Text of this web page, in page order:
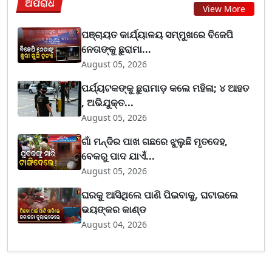
ଅପରାଧ View More
ପଞ୍ଚାୟତ କାର୍ଯ୍ୟାଳୟ ସମ୍ମୁଖରେ ବିଜେପି
ନେତାଙ୍କୁ ଛୁରାମା...
August 05, 2026
ପର୍ଯ୍ୟଟକଙ୍କୁ ଛୁରାମାଡ଼ କଲେ ମହିଳା; ୪ ଆହତ
, ଅଭିଯୁକ୍ତ...
August 05, 2026
ଗାଁ ମନ୍ଦିର ପାଖ ଗଛରେ ଝୁଲୁଛି ମୃତଦେହ,
ବେକରୁ ପାଦ ଯାଏଁ...
August 05, 2026
ଘରକୁ ଆସିଥିଲେ ପାଣି ପିଇବାକୁ, ଘଟାଇଲେ
ଭୟଙ୍କର କାଣ୍ଡ
August 04, 2026